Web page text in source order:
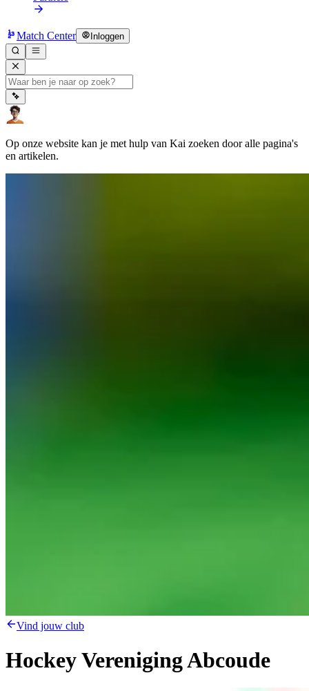
Match Center Inloggen
Op onze website kan je met hulp van Kai zoeken door alle pagina's
en artikelen.
Vind jouw club
Hockey Vereniging Abcoude